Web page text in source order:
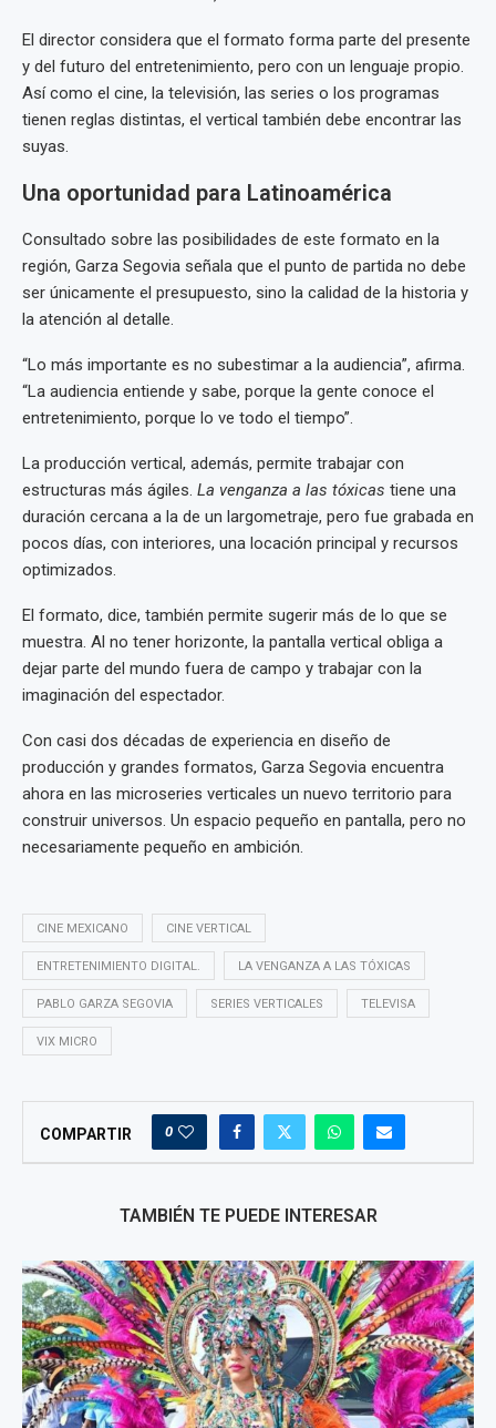
El director considera que el formato forma parte del presente
y del futuro del entretenimiento, pero con un lenguaje propio.
Así como el cine, la televisión, las series o los programas
tienen reglas distintas, el vertical también debe encontrar las
suyas.
Una oportunidad para Latinoamérica
Consultado sobre las posibilidades de este formato en la
región, Garza Segovia señala que el punto de partida no debe
ser únicamente el presupuesto, sino la calidad de la historia y
la atención al detalle.
“Lo más importante es no subestimar a la audiencia”, afirma.
“La audiencia entiende y sabe, porque la gente conoce el
entretenimiento, porque lo ve todo el tiempo”.
La producción vertical, además, permite trabajar con
estructuras más ágiles. La venganza a las tóxicas tiene una
duración cercana a la de un largometraje, pero fue grabada en
pocos días, con interiores, una locación principal y recursos
optimizados.
El formato, dice, también permite sugerir más de lo que se
muestra. Al no tener horizonte, la pantalla vertical obliga a
dejar parte del mundo fuera de campo y trabajar con la
imaginación del espectador.
Con casi dos décadas de experiencia en diseño de
producción y grandes formatos, Garza Segovia encuentra
ahora en las microseries verticales un nuevo territorio para
construir universos. Un espacio pequeño en pantalla, pero no
necesariamente pequeño en ambición.
CINE MEXICANO CINE VERTICAL
ENTRETENIMIENTO DIGITAL. LA VENGANZA A LAS TÓXICAS
PABLO GARZA SEGOVIA SERIES VERTICALES TELEVISA
VIX MICRO
COMPARTIR 0
TAMBIÉN TE PUEDE INTERESAR